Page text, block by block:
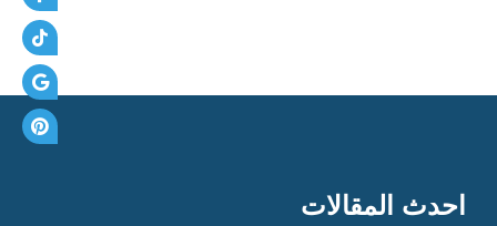
احدث المقالات